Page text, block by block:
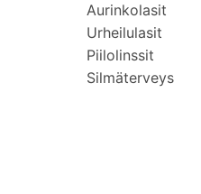
Aurinkolasit
Urheilulasit
Piilolinssit
Silmäterveys